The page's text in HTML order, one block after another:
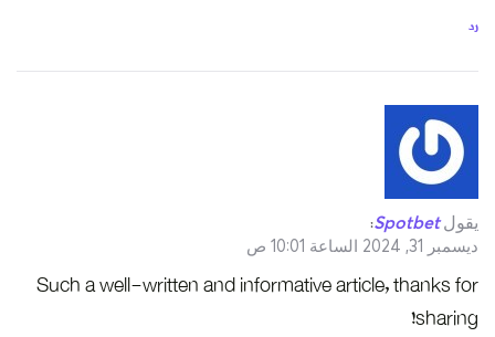
رد
يقول Spotbet
:
ديسمبر 31, 2024 الساعة 10:01 ص
Such a well-written and informative article, thanks for
sharing!